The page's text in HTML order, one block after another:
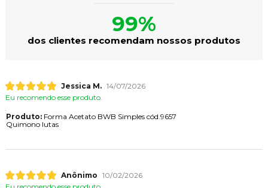
99%
dos clientes recomendam nossos produtos
Jessica M. 14/07/2026
Eu recomendo esse produto.
Produto:Forma Acetato BWB Simples cód.9657
Quimono lutas
Anônimo 10/02/2026